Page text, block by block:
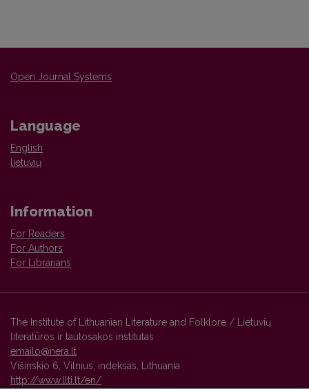
Open Journal Systems
Language
English
lietuvių
Information
For Readers
For Authors
For Librarians
The Institute of Lithuanian Literature and Folklore / Lietuvių
literatūros ir tautosakos institutas
emailo@nera.lt
Višinskio 6, Vilnius, indeksas, Lithuania
http://www.llti.lt/en/